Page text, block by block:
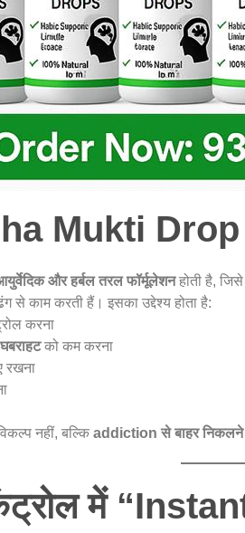
Mukti Drop
और हर्बल तरल फॉर्मूलेशनहोती है,
से काम करती हैं। इसका उद्देश्य होता है:
करना
को कम करना
रखना
नहीं, बल्कि addiction से बाहर निकलने
में “Instant”